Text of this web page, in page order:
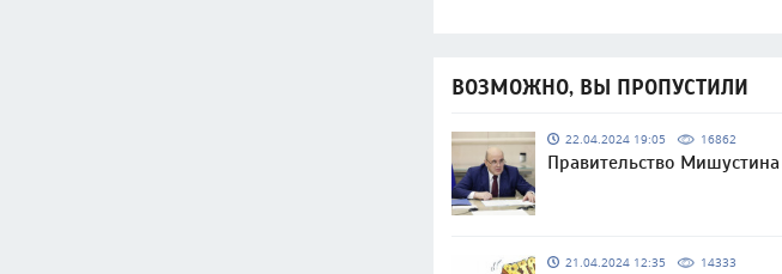
ВОЗМОЖНО, ВЫ ПРОПУСТИЛИ
22.04.2024 19:05 16862
Правительство
21.04.2024 12:35 14333